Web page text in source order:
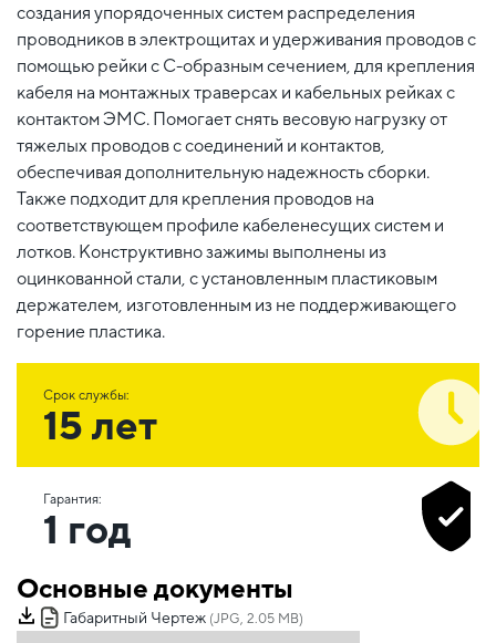
создания упорядоченных систем распределения
проводников в электрощитах и удерживания проводов с
помощью рейки с С-образным сечением, для крепления
кабеля на монтажных траверсах и кабельных рейках с
контактом ЭМС. Помогает снять весовую нагрузку от
тяжелых проводов с соединений и контактов,
обеспечивая дополнительную надежность сборки.
Также подходит для крепления проводов на
соответствующем профиле кабеленесущих систем и
лотков. Конструктивно зажимы выполнены из
оцинкованной стали, с установленным пластиковым
держателем, изготовленным из не поддерживающего
горение пластика.
Срок службы:
15 лет
Гарантия:
1 год
Основные документы
Габаритный Чертеж (JPG, 2.05 MB)